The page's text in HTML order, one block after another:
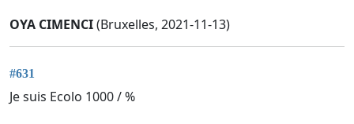
OYA CIMENCI(Bruxelles, 2021-11-13)
#631
Je suis Ecolo 1000 / %